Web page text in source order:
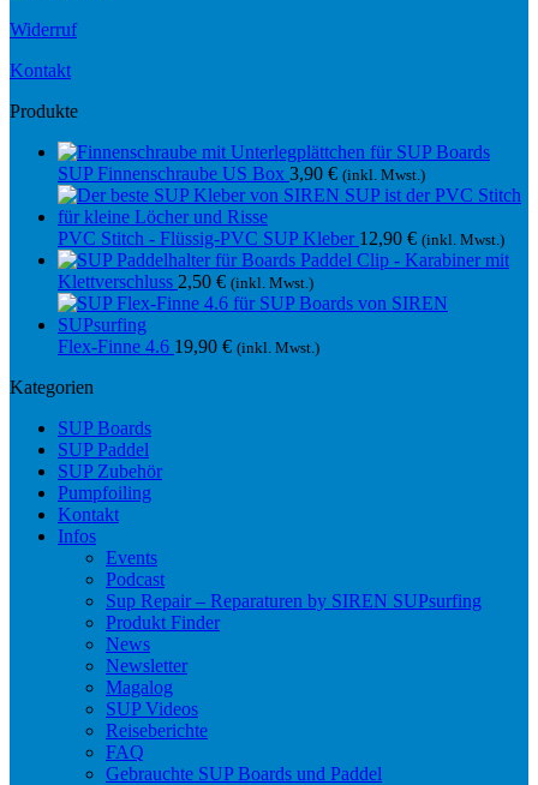
Widerruf
Kontakt
Produkte
SUP Finnenschraube US Box 3,90 € (inkl. Mwst.)
PVC Stitch - Flüssig-PVC SUP Kleber 12,90 € (inkl. Mwst.)
Paddel Clip - Karabiner mit
Klettverschluss 2,50 € (inkl. Mwst.)
Flex-Finne 4.6 19,90 € (inkl. Mwst.)
Kategorien
SUP Boards
SUP Paddel
SUP Zubehör
Pumpfoiling
Kontakt
Infos
Events
Podcast
Sup Repair – Reparaturen by SIREN SUPsurfing
Produkt Finder
News
Newsletter
Magalog
SUP Videos
Reiseberichte
FAQ
Gebrauchte SUP Boards und Paddel